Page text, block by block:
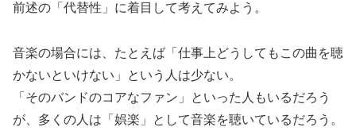
前述の「代替性」に着目して考えてみよう。
音楽の場合には、たとえば「仕事上どうしてもこの曲を聴
かないといけない」という人は少ない。
「そのバンドのコアなファン」といった人もいるだろう
が、多くの人は「娯楽」として音楽を聴いているだろう。